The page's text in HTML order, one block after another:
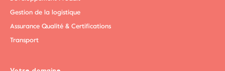
Gestion de la logistique
Assurance Qualité & Certifications
Transport